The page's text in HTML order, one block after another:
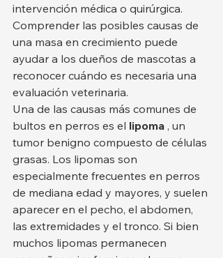
intervención médica o quirúrgica.
Comprender las posibles causas de
una masa en crecimiento puede
ayudar a los dueños de mascotas a
reconocer cuándo es necesaria una
evaluación veterinaria.
Una de las causas más comunes de
bultos en perros es el lipoma , un
tumor benigno compuesto de células
grasas. Los lipomas son
especialmente frecuentes en perros
de mediana edad y mayores, y suelen
aparecer en el pecho, el abdomen,
las extremidades y el tronco. Si bien
muchos lipomas permanecen